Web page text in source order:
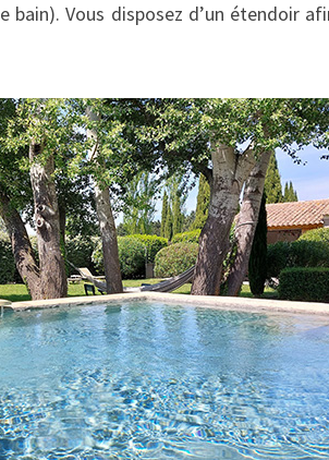
bain). Vous disposez d’un étendoir